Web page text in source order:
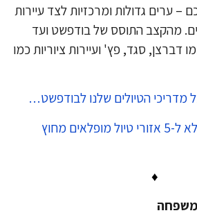
גדולות ומרכזיות לצד עיירות
מהקצב התוסס של בודפשט ועד
סגד, פץ' ועיירות ציוריות כמו
הטיולים שלנו לבודפשט…
לחצו כאן למדריך המלא ל-5 אזורי טיול מופלאים מחוץ